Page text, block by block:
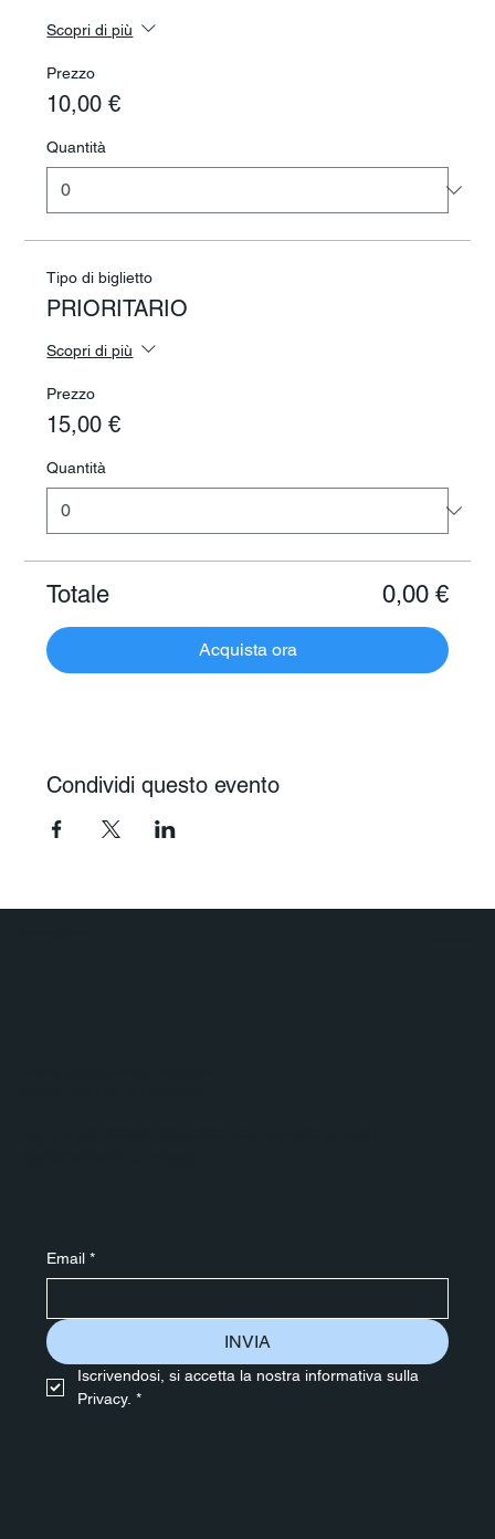
Scopri di più
Prezzo
10,00 €
Quantità
Tipo di biglietto
PRIORITARIO
Scopri di più
Prezzo
15,00 €
Quantità
Totale 0,00 €
Acquista ora
Condividi questo evento
Email *
INVIA
Iscrivendosi, si accetta la nostra informativa sulla
Privacy. *